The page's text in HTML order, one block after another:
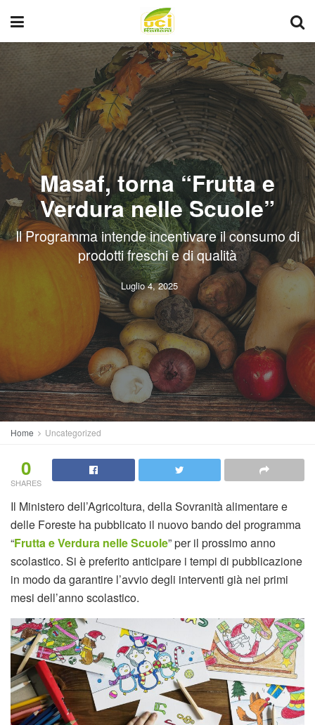
Masaf, torna “Frutta e
Verdura nelle Scuole”
Il Programma intende incentivare il consumo di
prodotti freschi e di qualità
Luglio 4, 2025
Home Uncategorized
0
SHARES
Il Ministero dell’Agricoltura, della Sovranità alimentare e
delle Foreste ha pubblicato il nuovo bando del programma
“Frutta e Verdura nelle Scuole” per il prossimo anno
scolastico. Si è preferito anticipare i tempi di pubblicazione
in modo da garantire l’avvio degli interventi già nei primi
mesi dell’anno scolastico.